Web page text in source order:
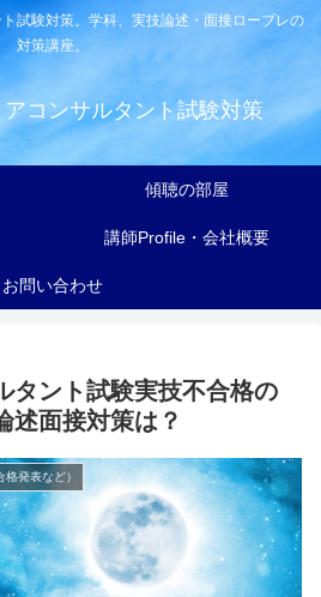
試験対策。学科、実技論述・面接ロープレの
対策講座。
コンサルタント試験対策
傾聴の部屋
講師Profile・会社概要
お問い合わせ
タント試験実技不合格の
述面接対策は？
発表など）